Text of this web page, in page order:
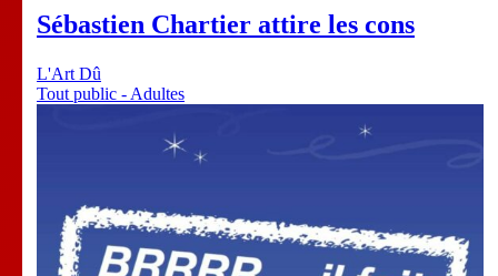
Sébastien Chartier attire les cons
L'Art Dû
Tout public - Adultes